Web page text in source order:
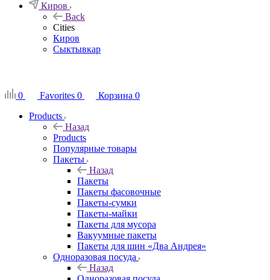
Киров
Back
Cities
Киров
Сыктывкар
0
Favorites 0 Корзина 0
Products
Назад
Products
Популярные товары
Пакеты
Назад
Пакеты
Пакеты фасовочные
Пакеты-сумки
Пакеты-майки
Пакеты для мусора
Вакуумные пакеты
Пакеты для шин «Два Андрея»
Одноразовая посуда
Назад